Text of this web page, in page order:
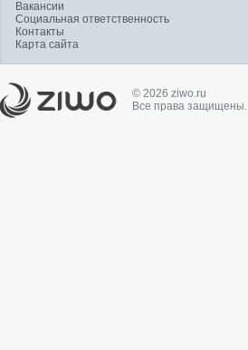
Вакансии
Социальная ответственность
Контакты
Карта сайта
© 2026 ziwo.ru
Все права защищены.